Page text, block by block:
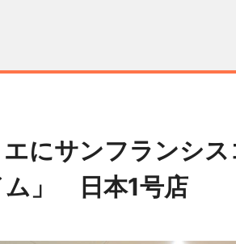
にサンフランシ
ム」 日本1号店